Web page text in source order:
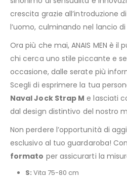
crescita grazie all’introduzione
l’uomo, culminando nel lancio
Ora più che mai, ANAIS MEN è
chi cerca uno stile piccante e
occasione, dalle serate più
Scegli di esprimere la tua
Naval Jock Strap M e lasciati
dal design distintivo del nostro
Non perdere l’opportunità di
esclusivo al tuo guardaroba!
formato per assicurarti la
S: Vita 75-80 cm